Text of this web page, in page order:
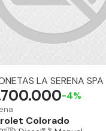
LA SERENA SPA
Colorado
-4%